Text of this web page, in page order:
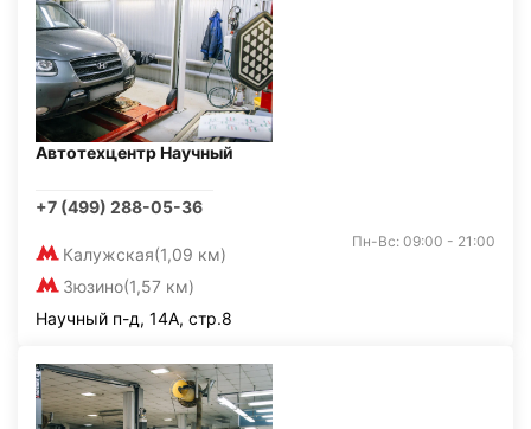
Автотехцентр Научный
+7 (499) 288-05-36
Калужская(1,09 км)
Зюзино(1,57 км)
Пн-Вс: 09:00 - 21:00
Научный п-д, 14А, стр.8